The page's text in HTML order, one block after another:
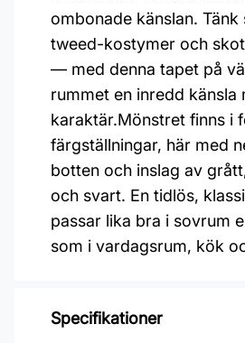
ombonade känslan.
tweed-kostymer och
— med denna tapet på
rummet en inredd känsla
karaktär.Mönstret finns i
färgställningar, här med
botten och inslag av
och svart. En tidlös,
passar lika bra i sovrum
som i vardagsrum, kök
Specifikationer